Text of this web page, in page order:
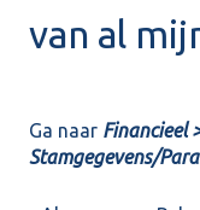
van al
Ga naar Financieel
Stamgegevens/